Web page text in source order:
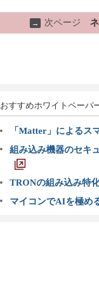
→ 次ページ
おすすめホワイトペーパ
「Matter」によるス
組み込み機器のセキ
TRONの組み込み特
マイコンでAIを極め